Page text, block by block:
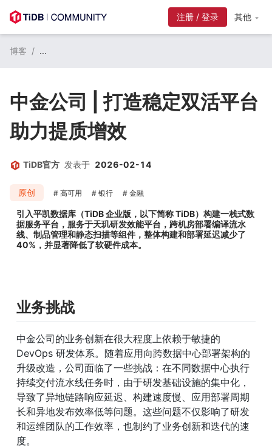
注册 / 登录 其他
博客 / ...
中金公司 | 打造稳定双活平台
助力提质增效
TiDB官方 发表于 2026-02-14
原创 高可用 银行 金融
引入平凯数据库（TiDB 企业版，以下简称 TiDB）构建一栈式数
据服务平台，服务于天玑研发效能平台，跨机房部署编译流水
线、制品管理和静态扫描等组件，整体构建和部署延迟减少了
40%，并显著降低了软硬件成本。
业务挑战
中金公司的业务创新在很大程度上依赖于敏捷的
DevOps 研发体系。随着应用向跨数据中心部署架构的
升级改造，公司面临了一些挑战：在不同数据中心执行
持续交付流水线任务时，由于研发基础设施的集中化，
导致了异地链路响应延迟、构建速度慢、应用部署周期
长和异地发布效率低等问题。这些问题不仅影响了研发
和运维团队的工作效率，也制约了业务创新和迭代的速
度。